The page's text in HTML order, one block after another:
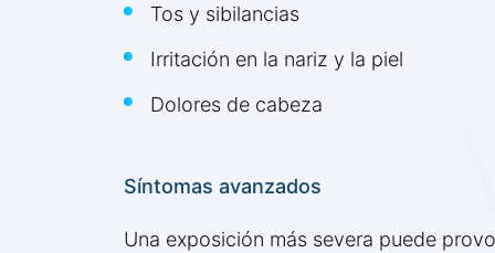
Tos y sibilancias
Irritación en la nariz y la piel
Dolores de cabeza
Síntomas avanzados
Una exposición más severa puede